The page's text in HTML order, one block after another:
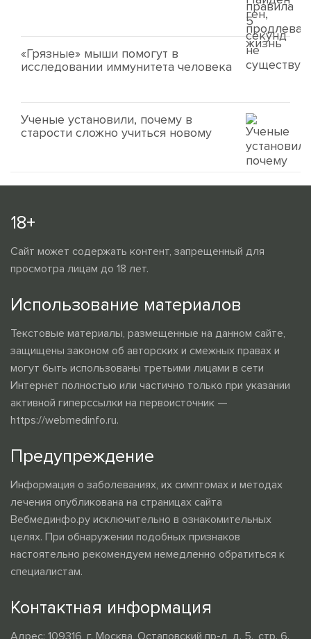
«Грязные» мыши помогут в
исследовании иммунитета человека
Ученые установили, почему в
старости сложно учиться новому
18+
Сайт может содержать контент, запрещенный для
просмотра лицам до 18 лет.
Использование материалов
Текстовые материалы, размещенные на данном сайте,
защищены законом об авторских и смежных правах и
могут быть использованы третьими лицами в сети
Интернет полностью или частично только при указании
активной гиперссылки на первоисточник —
https://webmedinfo.ru.
Предупреждение
Информация о заболеваниях, их симптомах и методах
лечения опубликована на страницах сайта
Вебмединфо.ру исключительно в ознакомительных
целях. При обнаружении подобных признаков
настоятельно рекомендуем немедленно обратиться к
специалистам.
Контактная информация
Адрес: 109316, г. Москва, Остаповский пр-д, д. 5., стр. 6.